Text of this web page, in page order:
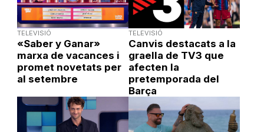
TELEVISIÓ
«Saber y Ganar»
marxa de vacances i
promet novetats per
al setembre
TELEVISIÓ
Canvis destacats a la
graella de TV3 que
afecten la
pretemporada del
Barça